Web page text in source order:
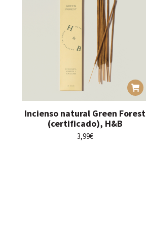
Incienso natural Green Forest
(certificado), H&B
3,99€